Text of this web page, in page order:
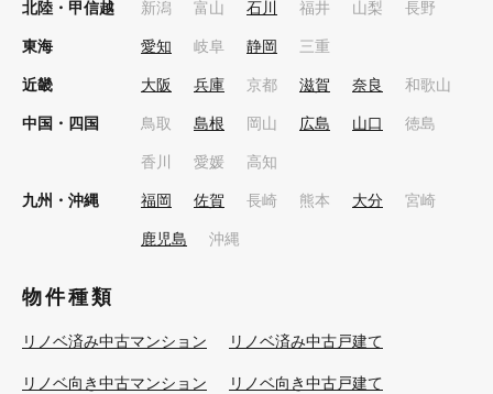
北陸・甲信越 新潟 富山 石川 福井 山梨 長野
東海 愛知 岐阜 静岡 三重
近畿 大阪 兵庫 京都 滋賀 奈良 和歌山
中国・四国 鳥取 島根 岡山 広島 山口 徳島
香川 愛媛 高知
九州・沖縄 福岡 佐賀 長崎 熊本 大分 宮崎
鹿児島 沖縄
物件種類
リノベ済み中古マンション リノベ済み中古戸建て
リノベ向き中古マンション リノベ向き中古戸建て